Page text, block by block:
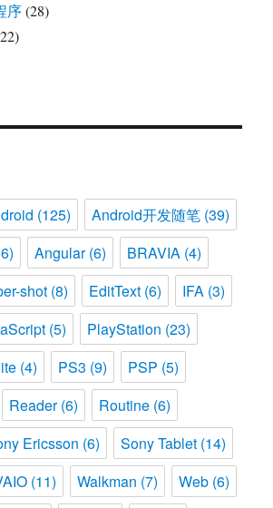
序(28)
(125) Android开发随笔 (39)
Angular(6) BRAVIA (4)
shot (8) EditText (6) IFA (3)
(5) PlayStation (23)
(4) PS3 (9) PSP (5)
Reader(6) Routine (6)
Ericsson (6) Sony Tablet (14)
(11) Walkman (7) Web (6)